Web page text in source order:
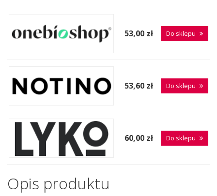
53,00 zł Do sklepu
53,60 zł Do sklepu
60,00 zł Do sklepu
Opis produktu